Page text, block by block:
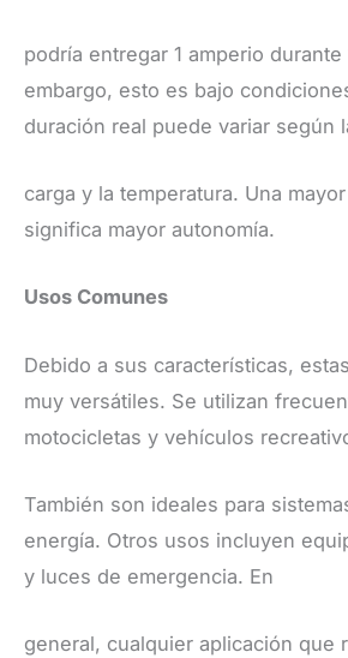
podría entregar 1 amperio durante
embargo, esto es bajo
duración real puede variar según
carga y la temperatura. Una
significa mayor autonomía.
Usos Comunes
Debido a sus características,
muy versátiles. Se utilizan
motocicletas y vehículos
También son ideales para
energía. Otros usos incluyen
y luces de emergencia. En
general, cualquier aplicación que